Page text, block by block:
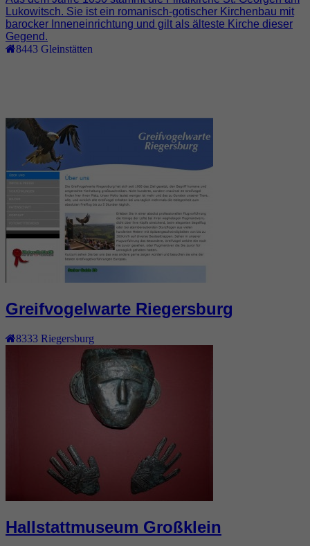
Lukowitsch. Sie ist ein romanisch-gotischer Kirchenbau mit
barocker Inneneinrichtung und gilt als älteste Kirche dieser
Gegend.
8443 Gleinstätten
Greifvogelwarte Riegersburg
8333 Riegersburg
Hallstattmuseum Großklein